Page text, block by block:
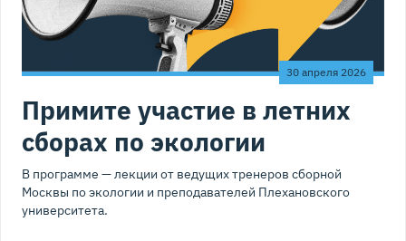
30 апреля 2026
Примите участие в летних
сборах по экологии
В программе — лекции от ведущих тренеров сборной
Москвы по экологии и преподавателей Плехановского
университета.